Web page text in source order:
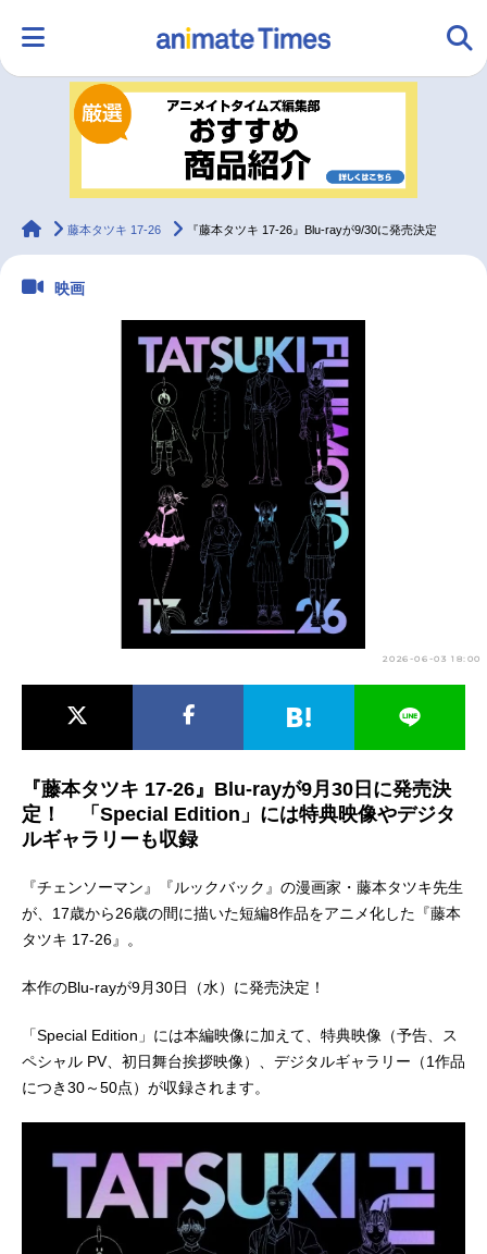
ランキング アニメ
ラジオ みんなの声
配信・Vtuber トレンド
声優記事一覧
実写化映画一覧
今期アニメ曜日別一覧
夏アニメ
男性声優/女性声優一覧
animateTimes
藤本タツキ 17-26 『藤本タツキ 17-26』Blu-rayが9/30に発売決定
映画
2026-06-03 18:00
『藤本タツキ 17-26』Blu-rayが9月30日に発売決
定！ 「Special Edition」には特典映像やデジタ
ルギャラリーも収録
『チェンソーマン』『ルックバック』の漫画家・藤本タツキ先生
が、17歳から26歳の間に描いた短編8作品をアニメ化した『藤本
タツキ 17-26』。
本作のBlu-rayが9月30日（水）に発売決定！
「Special Edition」には本編映像に加えて、特典映像（予告、ス
ペシャル PV、初日舞台挨拶映像）、デジタルギャラリー（1作品
につき30～50点）が収録されます。